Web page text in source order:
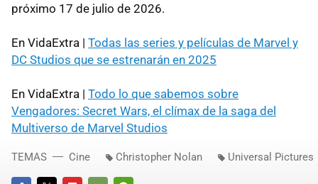
próximo 17 de julio de 2026.
En VidaExtra | Todas las series y películas de Marvel y
DC Studios que se estrenarán en 2025
En VidaExtra | Todo lo que sabemos sobre
Vengadores: Secret Wars, el clímax de la saga del
Multiverso de Marvel Studios
TEMAS Cine Christopher Nolan Universal Pictures